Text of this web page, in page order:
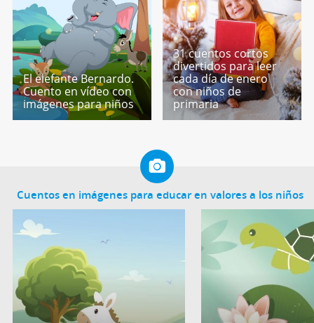
El elefante Bernardo.
Cuento en vídeo con
imágenes para niños
31 cuentos cortos
divertidos para leer
cada día de enero
con niños de
primaria
Cuentos en imágenes para educar en valores a los niños